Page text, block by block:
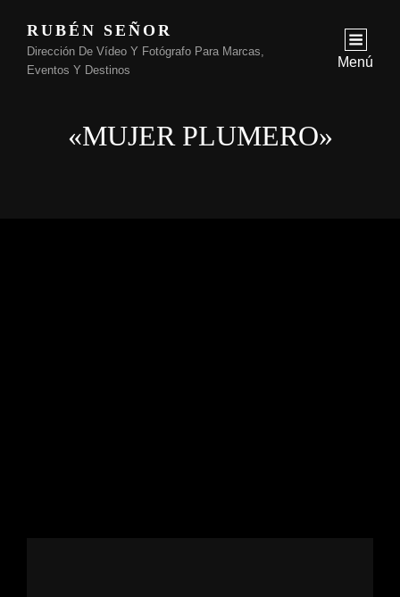
RUBÉN SEÑOR
Dirección De Vídeo Y Fotógrafo Para Marcas,
Eventos Y Destinos
Menú
«MUJER PLUMERO»